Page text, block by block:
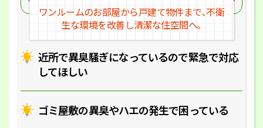
近所で異臭騒ぎになっているので緊急で対応
してほしい
ゴミ屋敷の異臭やハエの発生で困っている
ワンルームのお部屋から戸建て物件まで､不衛
生な環境を改善し清潔な住空間へ｡